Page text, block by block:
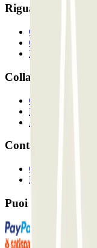
Riguardo a
Chi siamo
Come funziona?
I Nostri Parcheggi
Collaboriamo?
Collaboratori
Proprietari di
Affiliati
Contatto
Contattaci
FAQ
Puoi utilizzare